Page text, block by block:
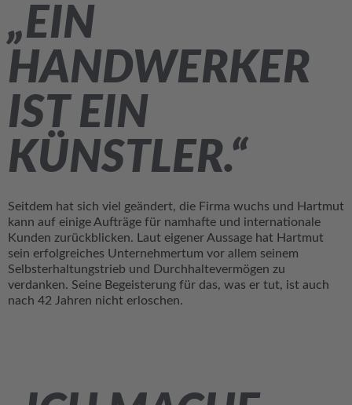
„EIN
HANDWERKER
IST EIN
KÜNSTLER.“
Seitdem hat sich viel geändert, die Firma wuchs und Hartmut
kann auf einige Aufträge für namhafte und internationale
Kunden zurückblicken. Laut eigener Aussage hat Hartmut
sein erfolgreiches Unternehmertum vor allem seinem
Selbsterhaltungstrieb und Durchhaltevermögen zu
verdanken. Seine Begeisterung für das, was er tut, ist auch
nach 42 Jahren nicht erloschen.